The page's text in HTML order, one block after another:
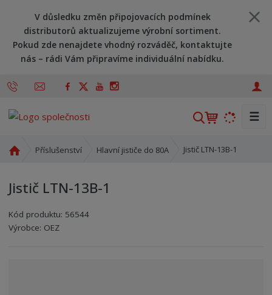
V důsledku změn připojovacích podmínek
distributorů aktualizujeme výrobní sortiment.
Pokud zde nenajdete vhodný rozváděč, kontaktujte
nás – rádi Vám připravíme individuální nabídku.
V
h
☰
d
í
s
Příslušenství Hlavní jističe do 80A Jistič LTN-13B-1
Jistič LTN-13B-1
Kód produktu: 56544
Kód výrobce:
Kód dodavatele:
Výrobce: OEZ